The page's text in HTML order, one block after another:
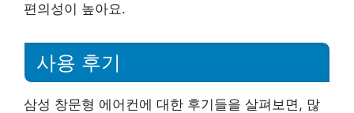
편의성이 높아요.
사용 후기
삼성 창문형 에어컨에 대한 후기들을 살펴보면, 많